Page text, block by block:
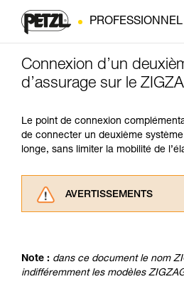
PROFESSIONNEL
Connexion d’un
d’assurage sur le
Le point de connexion
de connecter un deuxième
longe, sans limiter la mobilité de
AVERTISSEMENTS
informations de la notice
pouvoir comprendre ce
Note : dans ce document le nom
indifféremment les modèles